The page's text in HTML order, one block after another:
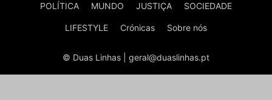
POLÍTICA MUNDO JUSTIÇA SOCIEDADE
LIFESTYLE Crónicas Sobre nós
© Duas Linhas | geral@duaslinhas.pt